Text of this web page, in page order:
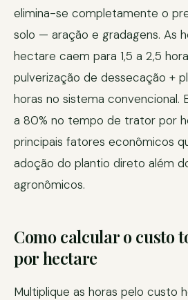
elimina-se completamente o
solo — aração e gradagens. As
hectare caem para 1,5 a 2,5
pulverização de dessecação +
horas no sistema convencional.
a 80% no tempo de trator por
principais fatores econômicos
adoção do plantio direto além
agronômicos.
Como calcular o custo
por hectare
Multiplique as horas pelo custo